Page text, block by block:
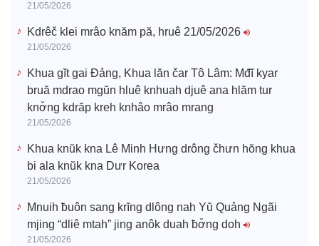
21/05/2026
Kdrêč klei mrâo knăm pă, hruê 21/05/2026
21/05/2026
Khua gĭt gai Đảng, Khua lăn čar Tô Lâm: Mđĭ kyar
bruă mdrao mgŭn hluê knhuah djuê ana hlăm tur
knơ̆ng kdrăp kreh knhâo mrâo mrang
21/05/2026
Khua knŭk kna Lê Minh Hưng drông čhưn hŏng khua
bi ala knŭk kna Dưr Korea
21/05/2026
Mnuih ƀuôn sang krĭng dlông nah Yŭ Quảng Ngãi
mjing “dliê mtah” jing anôk duah ƀơ̆ng doh
21/05/2026